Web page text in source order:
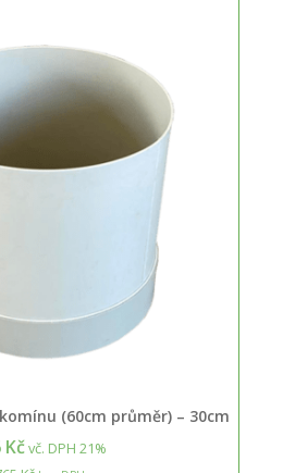
(60cm průměr) – 30cm
Kčvč. DPH 21%